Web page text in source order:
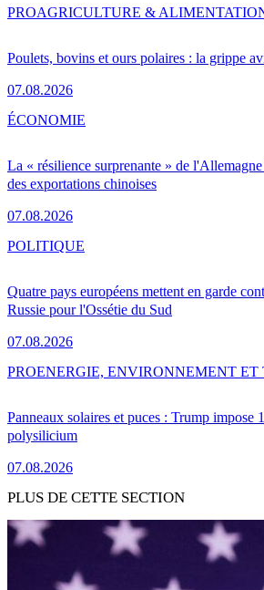
Poulets, bovins et ours polaires : la grippe
07.08.2026
PROAGRICULTURE &
La « résilience surprenante » de
des exportations chinoises
07.08.2026
ÉCONOMIE
Quatre pays européens mettent en garde
Russie pour l'Ossétie du Sud
07.08.2026
POLITIQUE
Panneaux solaires et puces : Trump impose
polysilicium
07.08.2026
PROENERGIE, ENVIRONNEMENT ET
PLUS DE CETTE SECTION